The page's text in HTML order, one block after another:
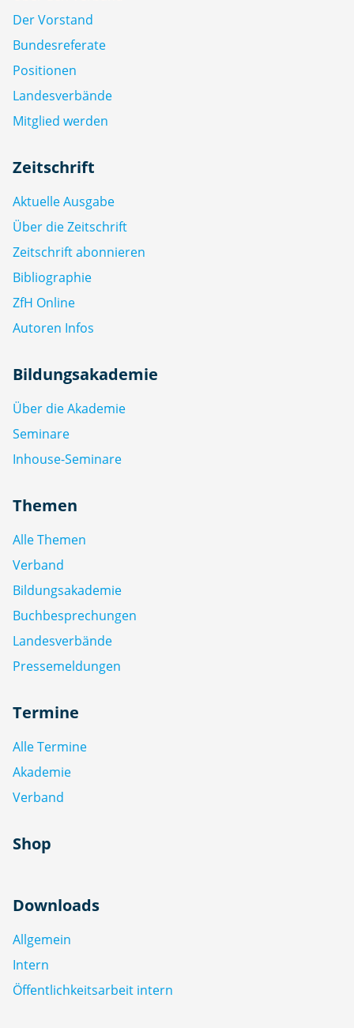
Der Vorstand
Bundesreferate
Positionen
Landesverbände
Mitglied werden
Zeitschrift
Aktuelle Ausgabe
Über die Zeitschrift
Zeitschrift abonnieren
Bibliographie
ZfH Online
Autoren Infos
Bildungsakademie
Über die Akademie
Seminare
Inhouse-Seminare
Themen
Alle Themen
Verband
Bildungsakademie
Buchbesprechungen
Landesverbände
Pressemeldungen
Termine
Alle Termine
Akademie
Verband
Shop
Downloads
Allgemein
Intern
Öffentlichkeitsarbeit intern